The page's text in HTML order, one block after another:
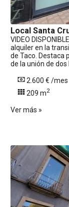
Local Santa
VIDEO
alquiler en la
de Taco. Destaca
de la unión de dos
2.600 € /mes
209 m2
Ver más »